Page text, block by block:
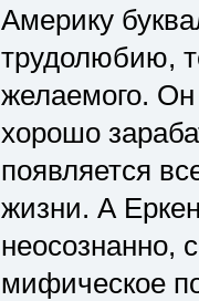
Америку
трудолюбию,
желаемого.
хорошо
появляется
жизни. А
неосознанно,
мифическое